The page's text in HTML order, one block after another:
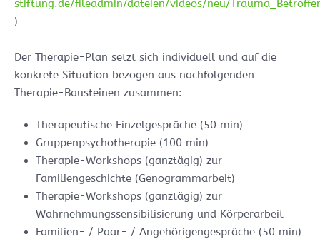
stiftung.de/fileadmin/dateien/videos/neu/
)
Der Therapie-Plan setzt sich individuell und auf die
konkrete Situation bezogen aus nachfolgenden
Therapie-Bausteinen zusammen:
Therapeutische Einzelgespräche (50 min)
Gruppenpsychotherapie (100 min)
Therapie-Workshops (ganztägig) zur
Familiengeschichte (Genogrammarbeit)
Therapie-Workshops (ganztägig) zur
Wahrnehmungssensibilisierung und Körperarbeit
Familien- / Paar- / Angehörigengespräche (50 min)